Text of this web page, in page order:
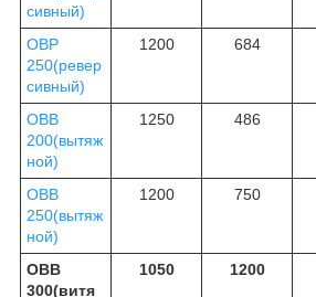
сивный)
ОВР
250(ревер
сивный)
1200 684
ОВВ
200(вытяж
ной)
1250 486
ОВВ
250(вытяж
ной)
1200 750
ОВВ
300(витя
1050 1200